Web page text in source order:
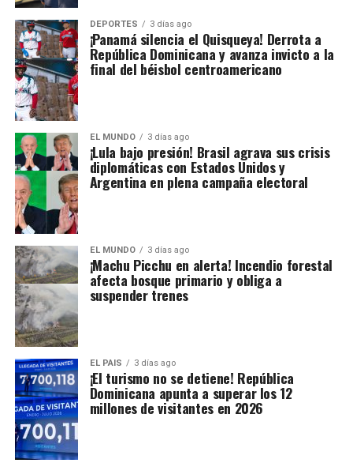
DEPORTES 3 días ago
¡Panamá silencia el Quisqueya! Derrota a
República Dominicana y avanza invicto a la
final del béisbol centroamericano
EL MUNDO 3 días ago
¡Lula bajo presión! Brasil agrava sus crisis
diplomáticas con Estados Unidos y
Argentina en plena campaña electoral
EL MUNDO 3 días ago
¡Machu Picchu en alerta! Incendio forestal
afecta bosque primario y obliga a
suspender trenes
EL PAIS 3 días ago
¡El turismo no se detiene! República
Dominicana apunta a superar los 12
millones de visitantes en 2026